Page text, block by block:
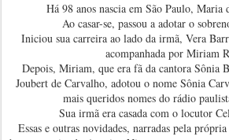
Há 98 anos nascia em São Paulo, Maria
Ao casar-se, passou a adotar o
Iniciou sua carreira ao lado da irmã, Vera
acompanhada por Miriam
Depois, Miriam, que era fã da cantora Sônia
Joubert de Carvalho, adotou o nome Sônia
mais queridos nomes do rádio
Sua irmã era casada com o locutor
Essas e outras novidades, narradas pela